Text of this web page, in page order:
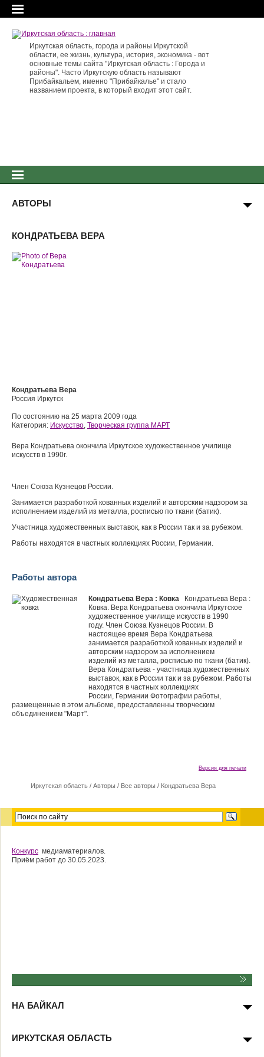
Иркутская область, города и районы Иркутской
области, ее жизнь, культура, история, экономика - вот
основные темы сайта "Иркутская область : Города и
районы". Часто Иркутскую область называют
Прибайкальем, именно "Прибайкалье" и стало
названием проекта, в который входит этот сайт.
АВТОРЫ
КОНДРАТЬЕВА ВЕРА
Кондратьева Вера
Россия Иркутск
По состоянию на 25 марта 2009 года
Категория: Искусство, Творческая группа МАРТ
Вера Кондратьева окончила Иркутское художественное училище
искусств в 1990г.
Член Союза Кузнецов России.
Занимается разработкой кованных изделий и авторским надзором за
исполнением изделий из металла, росписью по ткани (батик).
Участница художественных выставок, как в России так и за рубежом.
Работы находятся в частных коллекциях России, Германии.
Работы автора
Кондратьева Вера : Ковка Кондратьева Вера :
Ковка. Вера Кондратьева окончила Иркутское
художественное училище искусств в 1990
году. Член Союза Кузнецов России. В
настоящее время Вера Кондратьева
занимается разработкой кованных изделий и
авторским надзором за исполнением
изделий из металла, росписью по ткани (батик).
Вера Кондратьева - участница художественных
выставок, как в России так и за рубежом. Работы
находятся в частных коллекциях
России, Германии Фотографии работы,
размещенные в этом альбоме, предоставленны творческим
объединением "Март".
Версия для печати
Иркутская область / Авторы / Все авторы / Кондратьева Вера
Конкурс медиаматериалов.
Приём работ до 30.05.2023.
НА БАЙКАЛ
ИРКУТСКАЯ ОБЛАСТЬ